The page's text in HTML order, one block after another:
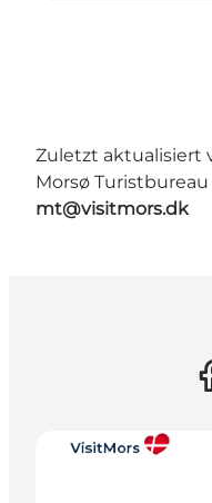
Zuletzt aktualisiert
Morsø
mt@visitmors.dk